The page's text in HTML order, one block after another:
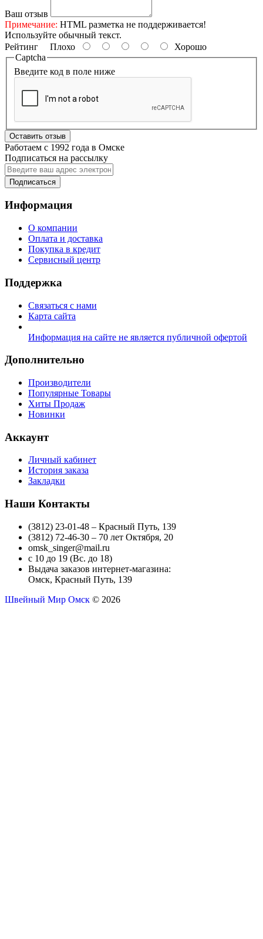
Ваш отзыв
Примечание: HTML разметка не поддерживается!
Используйте обычный текст.
Рейтинг Плохо
Хорошо
Captcha
Введите код в поле ниже
Оставить отзыв
Работаем с 1992 года в Омске
Подписаться на рассылку
Подписаться
Информация
О компании
Оплата и доставка
Покупка в кредит
Сервисный центр
Поддержка
Связаться с нами
Карта сайта
Информация на сайте не является публичной офертой
Дополнительно
Производители
Популярные Товары
Хиты Продаж
Новинки
Аккаунт
Личный кабинет
История заказа
Закладки
Наши Контакты
(3812) 23-01-48 – Красный Путь, 139
(3812) 72-46-30 – 70 лет Октября, 20
omsk_singer@mail.ru
с 10 до 19 (Вс. до 18)
Выдача заказов интернет-магазина:
Омск, Красный Путь, 139
Швейный Мир Омск © 2026